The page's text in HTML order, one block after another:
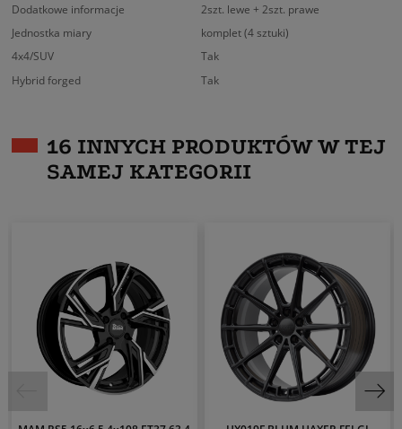
Dodatkowe informacje
2szt. lewe + 2szt. prawe
Jednostka miary
komplet (4 sztuki)
4x4/SUV
Tak
Hybrid forged
Tak
16 INNYCH PRODUKTÓW W TEJ
SAMEJ KATEGORII